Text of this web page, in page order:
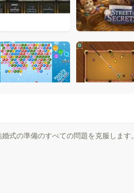
式の準備のすべての問題を克服します。